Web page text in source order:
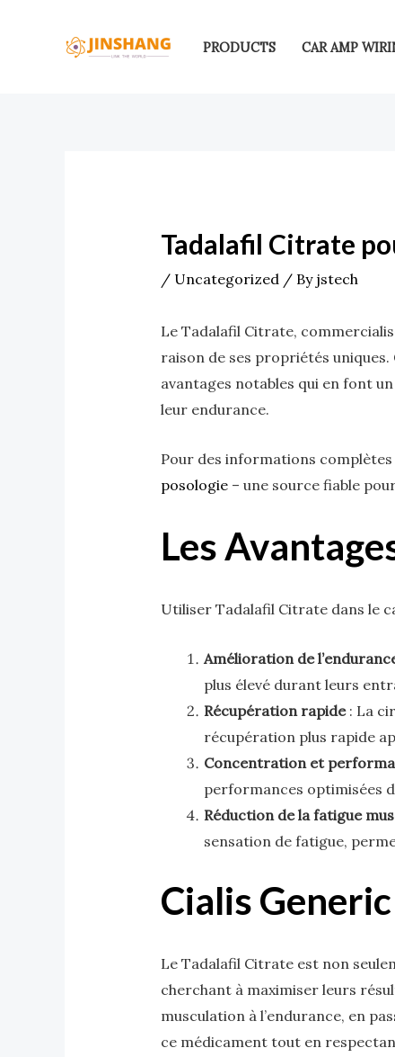
PRODUCTS CAR AMP
Tadalafil Citrate
/ Uncategorized/ By jstech
Le Tadalafil Citrate,
raison de ses propriétés
avantages notables qui en font
leur endurance.
Pour des informations
posologie– une source fiable
Les
Utiliser Tadalafil Citrate dans le
Amélioration de
plus élevé durant leurs
Récupération rapide: La
récupération plus rapide
Concentration et
performances optimisées
Réduction de la fatigue
sensation de fatigue,
Cialis
Le Tadalafil Citrate est non
cherchant à maximiser leurs
musculation à l’endurance, en
ce médicament tout en
navigation